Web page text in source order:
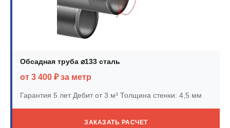
Обсадная труба ⌀133 сталь
от 3 400 ₽ за метр
Гарантия 5 летДебит от 3 м³ Толщина стенки: 4,5 мм
ЗАКАЗАТЬ РАСЧЕТ